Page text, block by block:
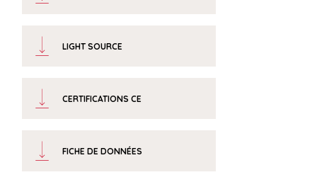
LIGHT SOURCE
CERTIFICATIONS CE
FICHE DE DONNÉES